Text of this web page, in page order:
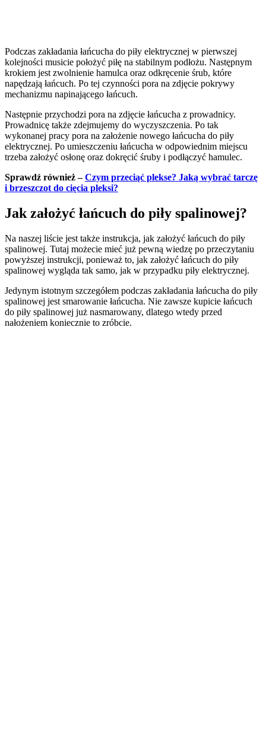
Podczas zakładania łańcucha do piły elektrycznej w pierwszej
kolejności musicie położyć piłę na stabilnym podłożu. Następnym
krokiem jest zwolnienie hamulca oraz odkręcenie śrub, które
napędzają łańcuch. Po tej czynności pora na zdjęcie pokrywy
mechanizmu napinającego łańcuch.
Następnie przychodzi pora na zdjęcie łańcucha z prowadnicy.
Prowadnicę także zdejmujemy do wyczyszczenia. Po tak
wykonanej pracy pora na założenie nowego łańcucha do piły
elektrycznej. Po umieszczeniu łańcucha w odpowiednim miejscu
trzeba założyć osłonę oraz dokręcić śruby i podłączyć hamulec.
Sprawdź również –Czym przeciąć plekse? Jaką wybrać tarczę
i brzeszczot do cięcia pleksi?
Jak założyć łańcuch do piły spalinowej?
Na naszej liście jest także instrukcja, jak założyć łańcuch do piły
spalinowej. Tutaj możecie mieć już pewną wiedzę po przeczytaniu
powyższej instrukcji, ponieważ to, jak założyć łańcuch do piły
spalinowej wygląda tak samo, jak w przypadku piły elektrycznej.
Jedynym istotnym szczegółem podczas zakładania łańcucha do piły
spalinowej jest smarowanie łańcucha. Nie zawsze kupicie łańcuch
do piły spalinowej już nasmarowany, dlatego wtedy przed
nałożeniem koniecznie to zróbcie.